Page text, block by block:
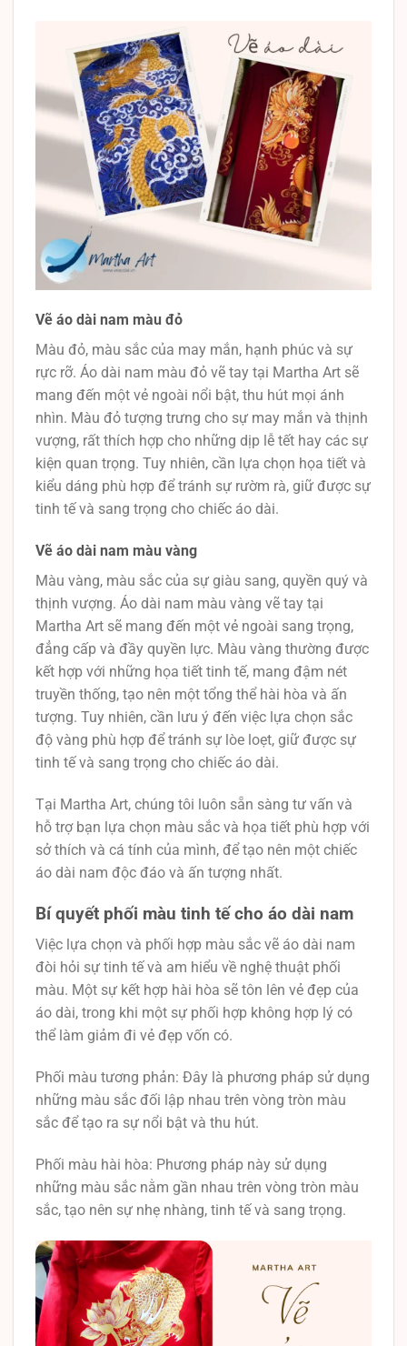
Vẽ áo dài nam màu đỏ
Màu đỏ, màu sắc của may mắn, hạnh phúc và sự
rực rỡ. Áo dài nam màu đỏ vẽ tay tại Martha Art sẽ
mang đến một vẻ ngoài nổi bật, thu hút mọi ánh
nhìn. Màu đỏ tượng trưng cho sự may mắn và thịnh
vượng, rất thích hợp cho những dịp lễ tết hay các sự
kiện quan trọng. Tuy nhiên, cần lựa chọn họa tiết và
kiểu dáng phù hợp để tránh sự rườm rà, giữ được sự
tinh tế và sang trọng cho chiếc áo dài.
Vẽ áo dài nam màu vàng
Màu vàng, màu sắc của sự giàu sang, quyền quý và
thịnh vượng. Áo dài nam màu vàng vẽ tay tại
Martha Art sẽ mang đến một vẻ ngoài sang trọng,
đẳng cấp và đầy quyền lực. Màu vàng thường được
kết hợp với những họa tiết tinh tế, mang đậm nét
truyền thống, tạo nên một tổng thể hài hòa và ấn
tượng. Tuy nhiên, cần lưu ý đến việc lựa chọn sắc
độ vàng phù hợp để tránh sự lòe loẹt, giữ được sự
tinh tế và sang trọng cho chiếc áo dài.
Tại Martha Art, chúng tôi luôn sẵn sàng tư vấn và
hỗ trợ bạn lựa chọn màu sắc và họa tiết phù hợp với
sở thích và cá tính của mình, để tạo nên một chiếc
áo dài nam độc đáo và ấn tượng nhất.
Bí quyết phối màu tinh tế cho áo dài nam
Việc lựa chọn và phối hợp màu sắc vẽ áo dài nam
đòi hỏi sự tinh tế và am hiểu về nghệ thuật phối
màu. Một sự kết hợp hài hòa sẽ tôn lên vẻ đẹp của
áo dài, trong khi một sự phối hợp không hợp lý có
thể làm giảm đi vẻ đẹp vốn có.
Phối màu tương phản: Đây là phương pháp sử dụng
những màu sắc đối lập nhau trên vòng tròn màu
sắc để tạo ra sự nổi bật và thu hút.
Phối màu hài hòa: Phương pháp này sử dụng
những màu sắc nằm gần nhau trên vòng tròn màu
sắc, tạo nên sự nhẹ nhàng, tinh tế và sang trọng.